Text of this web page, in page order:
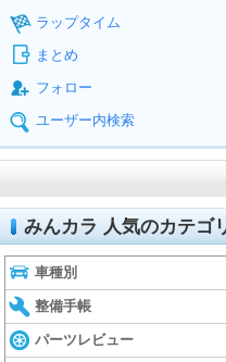
ラップタイム
まとめ
フォロー
ユーザー内検索
みんカラ 人気のカテゴ
車種別
整備手帳
パーツレビュー